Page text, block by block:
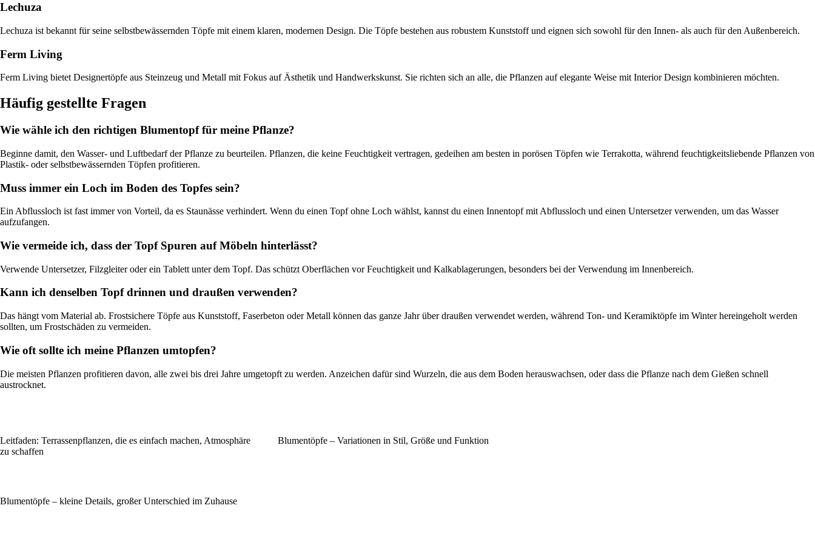
Lechuza
Lechuza ist bekannt für seine selbstbewässernden Töpfe mit einem klaren, modernen Design. Die Töpfe bestehen aus robustem Kunststoff und eignen sich sowohl für den Innen- als auch für den Außenbereich.
Ferm Living
Ferm Living bietet Designertöpfe aus Steinzeug und Metall mit Fokus auf Ästhetik und Handwerkskunst. Sie richten sich an alle, die Pflanzen auf elegante Weise mit Interior Design kombinieren möchten.
Häufig gestellte Fragen
Wie wähle ich den richtigen Blumentopf für meine Pflanze?
Beginne damit, den Wasser- und Luftbedarf der Pflanze zu beurteilen. Pflanzen, die keine Feuchtigkeit vertragen, gedeihen am besten in porösen Töpfen wie Terrakotta, während feuchtigkeitsliebende Pflanzen von
Plastik- oder selbstbewässernden Töpfen profitieren.
Muss immer ein Loch im Boden des Topfes sein?
Ein Abflussloch ist fast immer von Vorteil, da es Staunässe verhindert. Wenn du einen Topf ohne Loch wählst, kannst du einen Innentopf mit Abflussloch und einen Untersetzer verwenden, um das Wasser
aufzufangen.
Wie vermeide ich, dass der Topf Spuren auf Möbeln hinterlässt?
Verwende Untersetzer, Filzgleiter oder ein Tablett unter dem Topf. Das schützt Oberflächen vor Feuchtigkeit und Kalkablagerungen, besonders bei der Verwendung im Innenbereich.
Kann ich denselben Topf drinnen und draußen verwenden?
Das hängt vom Material ab. Frostsichere Töpfe aus Kunststoff, Faserbeton oder Metall können das ganze Jahr über draußen verwendet werden, während Ton- und Keramiktöpfe im Winter hereingeholt werden
sollten, um Frostschäden zu vermeiden.
Wie oft sollte ich meine Pflanzen umtopfen?
Die meisten Pflanzen profitieren davon, alle zwei bis drei Jahre umgetopft zu werden. Anzeichen dafür sind Wurzeln, die aus dem Boden herauswachsen, oder dass die Pflanze nach dem Gießen schnell
austrocknet.
Leitfaden: Terrassenpflanzen, die es einfach machen, Atmosphäre
zu schaffen
Blumentöpfe – kleine Details, großer Unterschied im Zuhause
Blumentöpfe – Variationen in Stil, Größe und Funktion